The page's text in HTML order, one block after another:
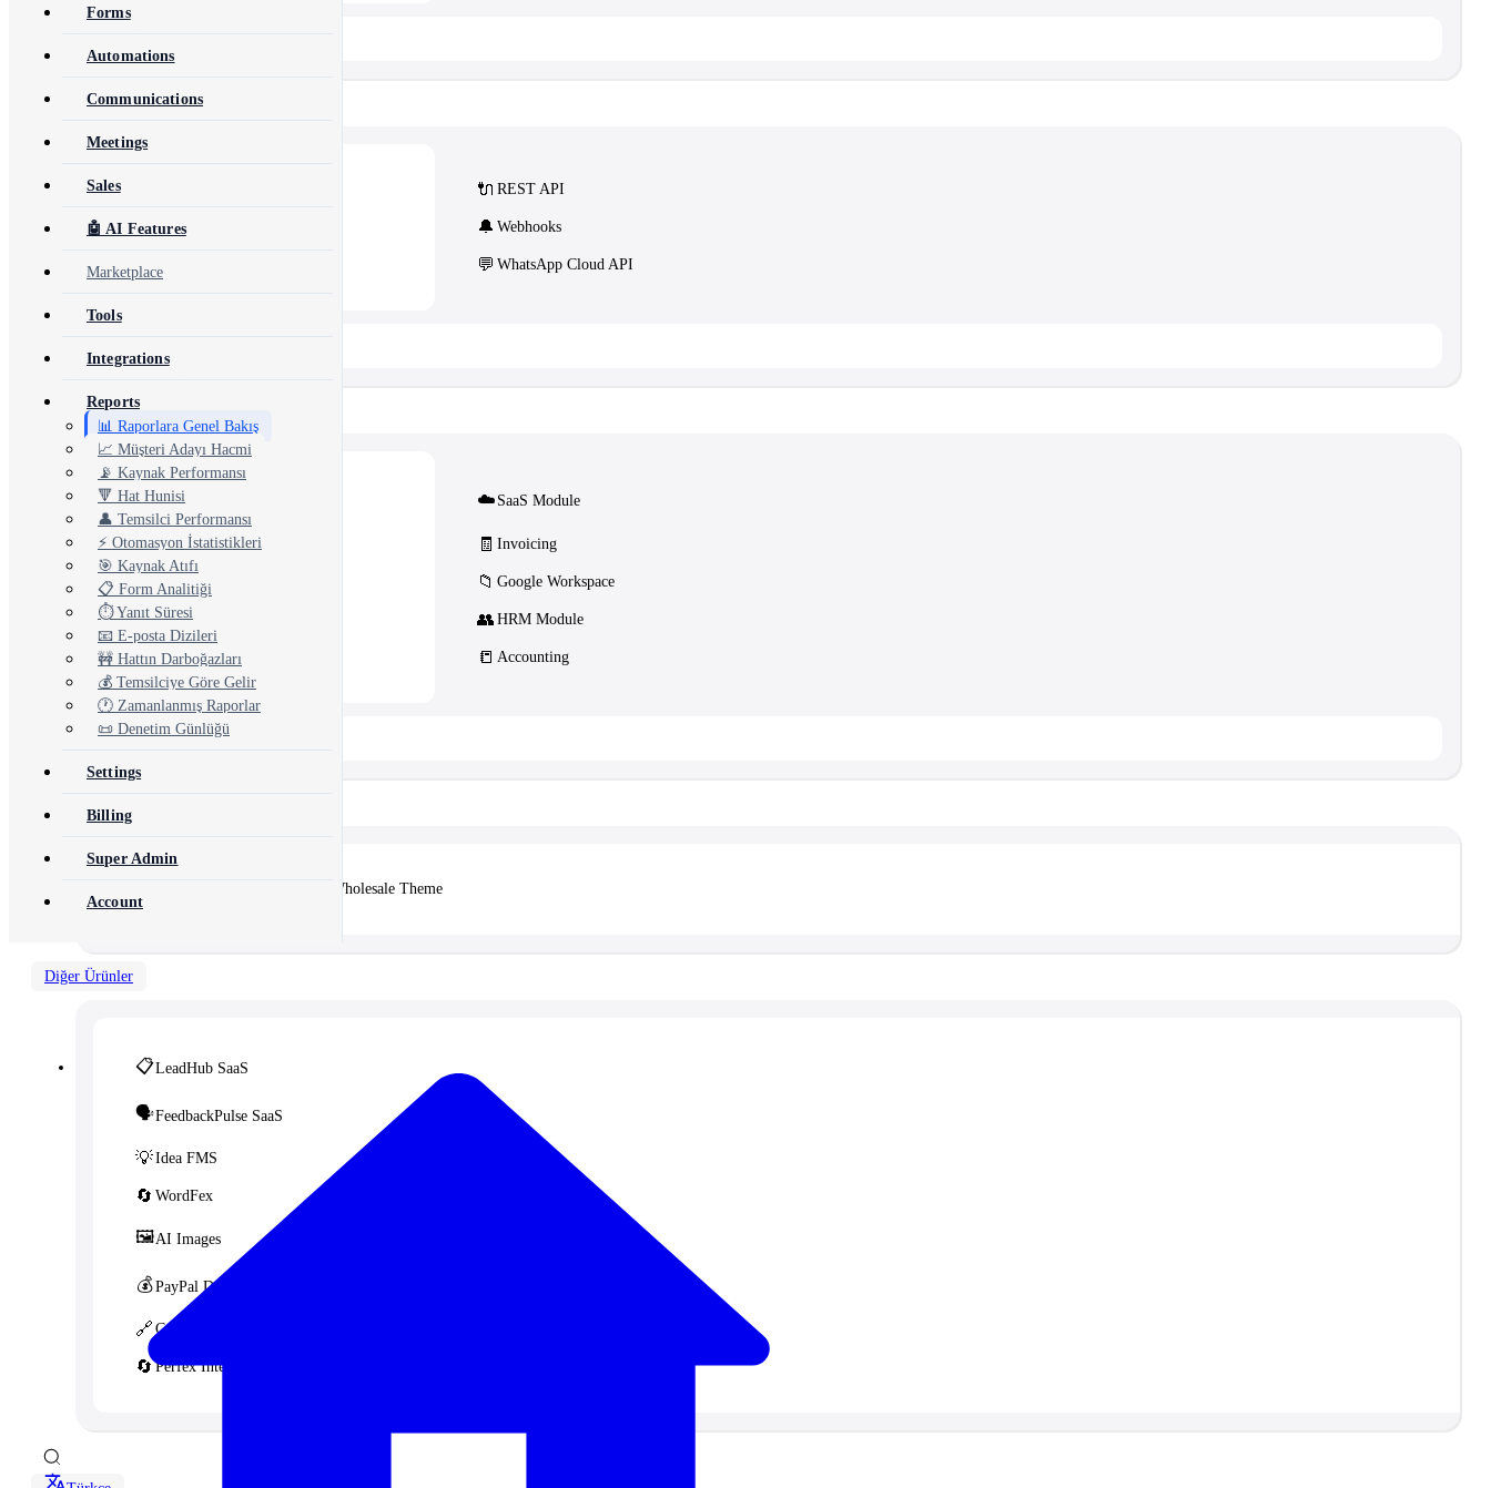
Rise CRM
Security and third-party tools
🔌 REST API
🔔 Webhooks
💬 WhatsApp Cloud API
Concord CRM
💎
Core Concord CRM extensions
📊Management
Assets, inventory & more
☁️ SaaS Module
🧾 Invoicing
📁 Google Workspace
👥 HRM Module
📒 Accounting
📂 View All 10+ Modules →
Vertex — Premium B2B & Wholesale Theme
Diğer Ürünler
📋LeadHub SaaS
🗣️FeedbackPulse SaaS
💡Idea FMS
🔄 WordFex
🖼️AI Images
💰PayPal Donation CF7
🔗 Content Linker
🔄Perfex Integration for WHMCS
Forms
Automations
Communications
Meetings
Sales
🤖 AI Features
Marketplace
Tools
Integrations
Reports
📊 Raporlara Genel Bakış
📈 Müşteri Adayı Hacmi
📡 Kaynak Performansı
🔻 Hat Hunisi
👤 Temsilci Performansı
⚡ Otomasyon İstatistikleri
🎯 Kaynak Atıfı
📋 Form Analitiği
⏱️ Yanıt Süresi
📧 E-posta Dizileri
🚧 Hattın Darboğazları
💰 Temsilciye Göre Gelir
🕐 Zamanlanmış Raporlar
📜 Denetim Günlüğü
Settings
Billing
Super Admin
Account